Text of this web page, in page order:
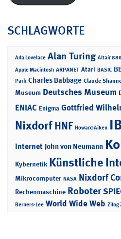
SCHLAGWORTE
Ada Lovelace Alan Turing Altair
Apple Macintosh ARPANET Atari BASIC
Park Charles Babbage Claude
Museum Deutsches Museum
ENIAC Enigma Gottfried
NixdorfHNF Howard Aiken
Internet John von Neumann
Kybernetik Künstliche
Mikrocomputer NASA Nixdorf
Rechenmaschine Roboter
Berners-Lee World Wide Web Zilog